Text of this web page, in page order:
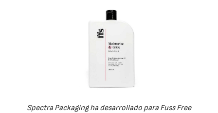
Spectra Packaging ha desarrollado para Fuss Free